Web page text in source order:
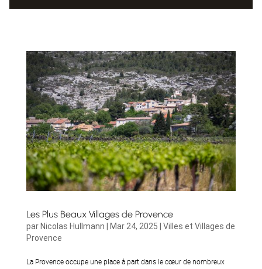
Les Plus Beaux Villages de Provence
par Nicolas Hullmann Mar 24, 2025
Villes et Villages de
Provence
La Provence occupe une place à part dans le cœur de nombreux